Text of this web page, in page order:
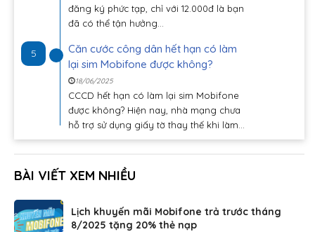
đăng ký phức tạp, chỉ với 12.000đ là bạn
đã có thể tận hưởng...
5
Căn cước công dân hết hạn có làm
lại sim Mobifone được không?
18/06/2025
CCCD hết hạn có làm lại sim Mobifone
được không? Hiện nay, nhà mạng chưa
hỗ trợ sử dụng giấy tờ thay thế khi làm...
BÀI VIẾT XEM NHIỀU
Lịch khuyến mãi Mobifone trả trước tháng
8/2025 tặng 20% thẻ nạp